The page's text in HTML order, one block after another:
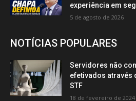
experiência em
5 de agosto de 2026
NOTÍCIAS POPULARES
Servidores não
efetivados através
STF
18 de fevereiro de 2024